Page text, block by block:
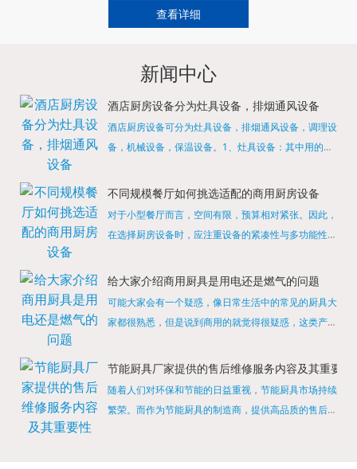
查看详细
新闻中心
酒店厨房设备分为灶具设备，排烟通风设备
酒店厨房设备可分为灶具设备，排烟通风设备，调理设
备，机械设备，保温设备。1、灶具设备：其中用的较
缺少的，经过相关检测证明的合格设备才能进行使用，
不同规模餐厅如何挑选适配的商用厨房设备
对于小型餐厅而言，空间有限，预算相对紧张。因此，
在选择厨房设备时，应注重设备的紧凑性与多功能性。
烹饪设备，既能节省空间，又能满足多样化的烹饪需
给大家介绍商用厨具是用电还是燃气的问题
可能大家会有一个疑惑，像日常生活中的常见的厨具大
家都很熟悉，但是说到商用的就觉得很疑惑，这类产品
店用的就是商用的吗?还真别说，真被大家猜对了，这
节能厨具厂家提供的售后维修服务内容及其重要性
随着人们对环保和节能的日益重视，节能厨具市场持续
繁荣。而作为节能厨具的制造商，提供高品质的售后维